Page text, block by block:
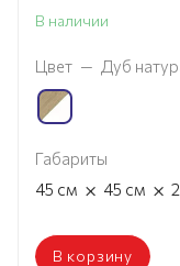
В наличии
Цвет — Дуб
Габариты
45 см × 45 см ×
В корзину